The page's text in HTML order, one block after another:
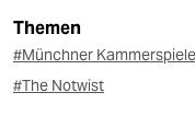
Themen
#Münchner Kammerspiele
#The Notwist